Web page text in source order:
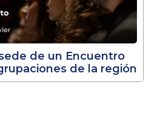
de un Encuentro
de la región